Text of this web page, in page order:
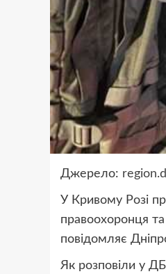
Джерело:
У Кривому Розі
правоохоронця та
повідомляє
Як розповіли у